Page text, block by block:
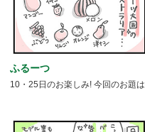
ふるーつ
10・25日のお楽しみ! 今回のお題は